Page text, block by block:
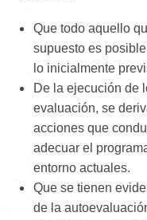
Que todo aquello
supuesto es
lo inicialmente
De la ejecución de
evaluación, se
acciones que
adecuar el
entorno actuales.
Que se tienen
de la